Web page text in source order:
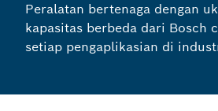
Peralatan bertenaga dengan
kapasitas berbeda dari Bosch
setiap pengaplikasian di